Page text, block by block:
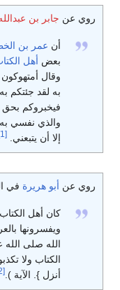
روي عن جابر بن
أن عمر بن
بعض أهل
وقال
به لقد جئتكم
فيخبروكم بحق
والذي نفسي
إلا أن يتبعني. [1]
روي عن أبو هريرة في
كان أهل الكتاب
ويفسرونها
الله صلى
الكتاب ولا
أنزل }. الآية ).[2]